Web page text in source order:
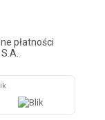
płatności